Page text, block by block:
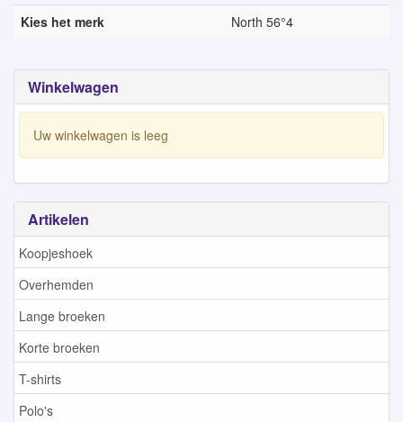
Winkelwagen
Uw winkelwagen is leeg
Artikelen
Koopjeshoek
Overhemden
Lange broeken
Korte broeken
T-shirts
Polo's
Kies het merk North 56°4